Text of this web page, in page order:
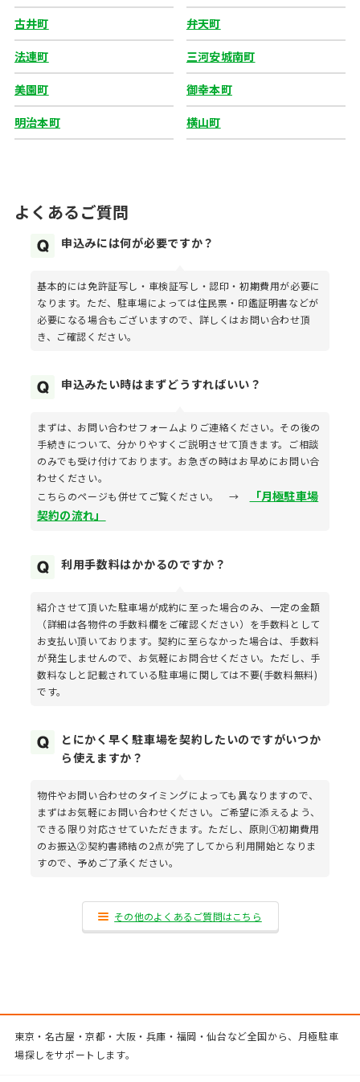
古井町 弁天町
法連町 三河安城南町
美園町 御幸本町
明治本町 横山町
よくあるご質問
申込みには何が必要ですか？
基本的には免許証写し・車検証写し・認印・初期費用が必要に
なります。ただ、駐車場によっては住民票・印鑑証明書などが
必要になる場合もございますので、詳しくはお問い合わせ頂
き、ご確認ください。
申込みたい時はまずどうすればいい？
まずは、お問い合わせフォームよりご連絡ください。その後の
手続きについて、分かりやすくご説明させて頂きます。ご相談
のみでも受け付けております。お急ぎの時はお早めにお問い合
わせください。
こちらのページも併せてご覧ください。 →
「月極駐車場
契約の流れ」
利用手数料はかかるのですか？
紹介させて頂いた駐車場が成約に至った場合のみ、一定の金額
（詳細は各物件の手数料欄をご確認ください）を手数料として
お支払い頂いております。契約に至らなかった場合は、手数料
が発生しませんので、お気軽にお問合せください。ただし、手
数料なしと記載されている駐車場に関しては不要(手数料無料)
です。
とにかく早く駐車場を契約したいのですがいつか
ら使えますか？
物件やお問い合わせのタイミングによっても異なりますので、
まずはお気軽にお問い合わせください。ご希望に添えるよう、
できる限り対応させていただきます。ただし、原則①初期費用
のお振込②契約書締結の2点が完了してから利用開始となりま
すので、予めご了承ください。
その他のよくあるご質問はこちら
東京・名古屋・京都・大阪・兵庫・福岡・仙台など全国から、月極駐車
場探しをサポートします。